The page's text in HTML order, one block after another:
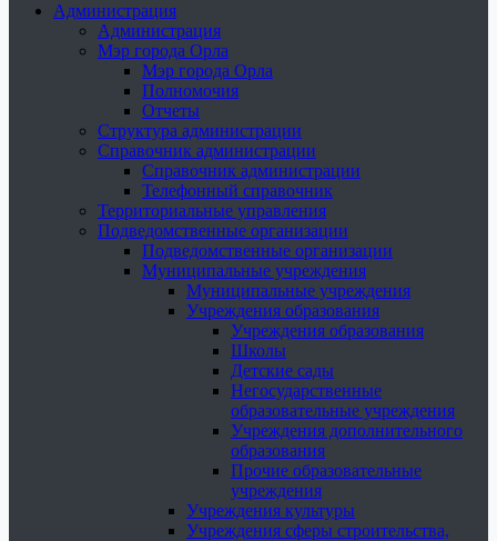
Администрация
Администрация
Мэр города Орла
Мэр города Орла
Полномочия
Отчеты
Структура администрации
Справочник администрации
Справочник администрации
Телефонный справочник
Территориальные управления
Подведомственные организации
Подведомственные организации
Муниципальные учреждения
Муниципальные учреждения
Учреждения образования
Учреждения образования
Школы
Детские сады
Негосударственные
образовательные учреждения
Учреждения дополнительного
образования
Прочие образовательные
учреждения
Учреждения культуры
Учреждения сферы строительства,